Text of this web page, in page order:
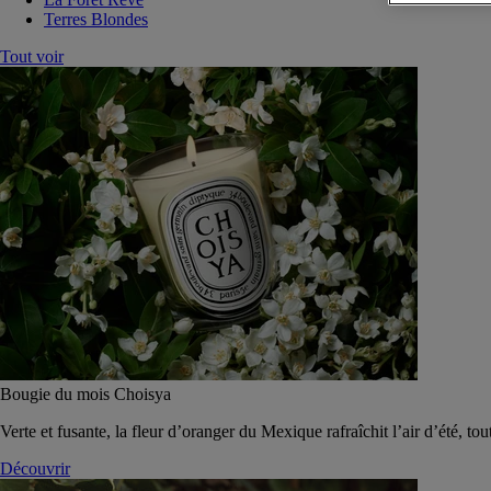
Terres Blondes
Tout voir
Bougie du mois Choisya
Verte et fusante, la fleur d’oranger du Mexique rafraîchit l’air d’été,
Découvrir